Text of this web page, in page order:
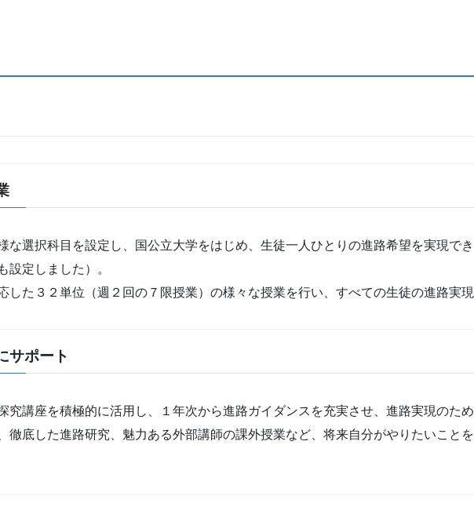
な選択科目を設定し、国公立大学をはじめ、生徒一人ひとりの進路希望を実現で
設定しました）。
た３２単位（週２回の７限授業）の様々な授業を行い、すべての生徒の進路実現
サポート
究講座を積極的に活用し、１年次から進路ガイダンスを充実させ、進路実現のた
徹底した進路研究、魅力ある外部講師の課外授業など、将来自分がやりたいこと